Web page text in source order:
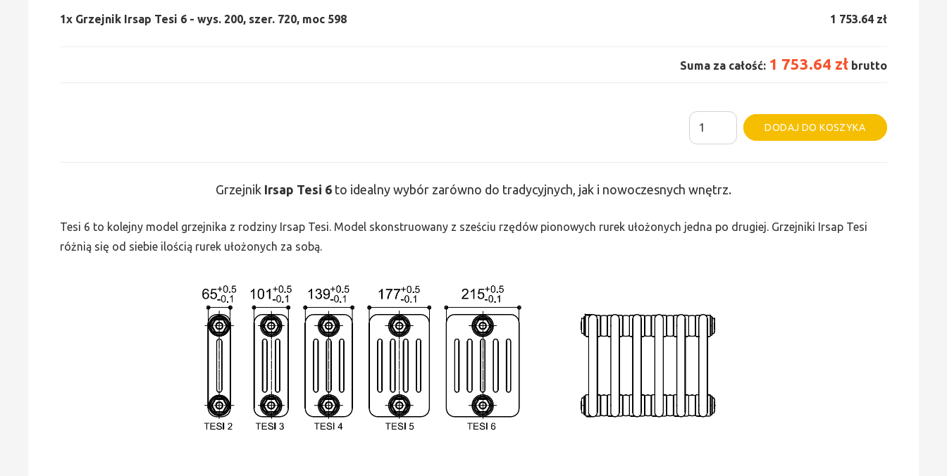
1x Grzejnik Irsap Tesi 6 - wys. 200, szer. 720, moc 598 1 753.64 zł
Suma za całość: 1 753.64 zł brutto
ilość
Grzejnik
moc
598
DODAJ DO KOSZYKA
Alternative:
Grzejnik Irsap Tesi 6 to idealny wybór zarówno do tradycyjnych, jak i nowoczesnych wnętrz.
Tesi 6 to kolejny model grzejnika z rodziny Irsap Tesi. Model skonstruowany z sześciu rzędów pionowych rurek ułożonych jedna po drugiej. Grzejniki Irsap Tesi
różnią się od siebie ilością rurek ułożonych za sobą.